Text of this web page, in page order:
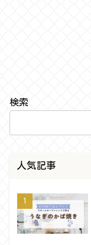
検索
人気記事